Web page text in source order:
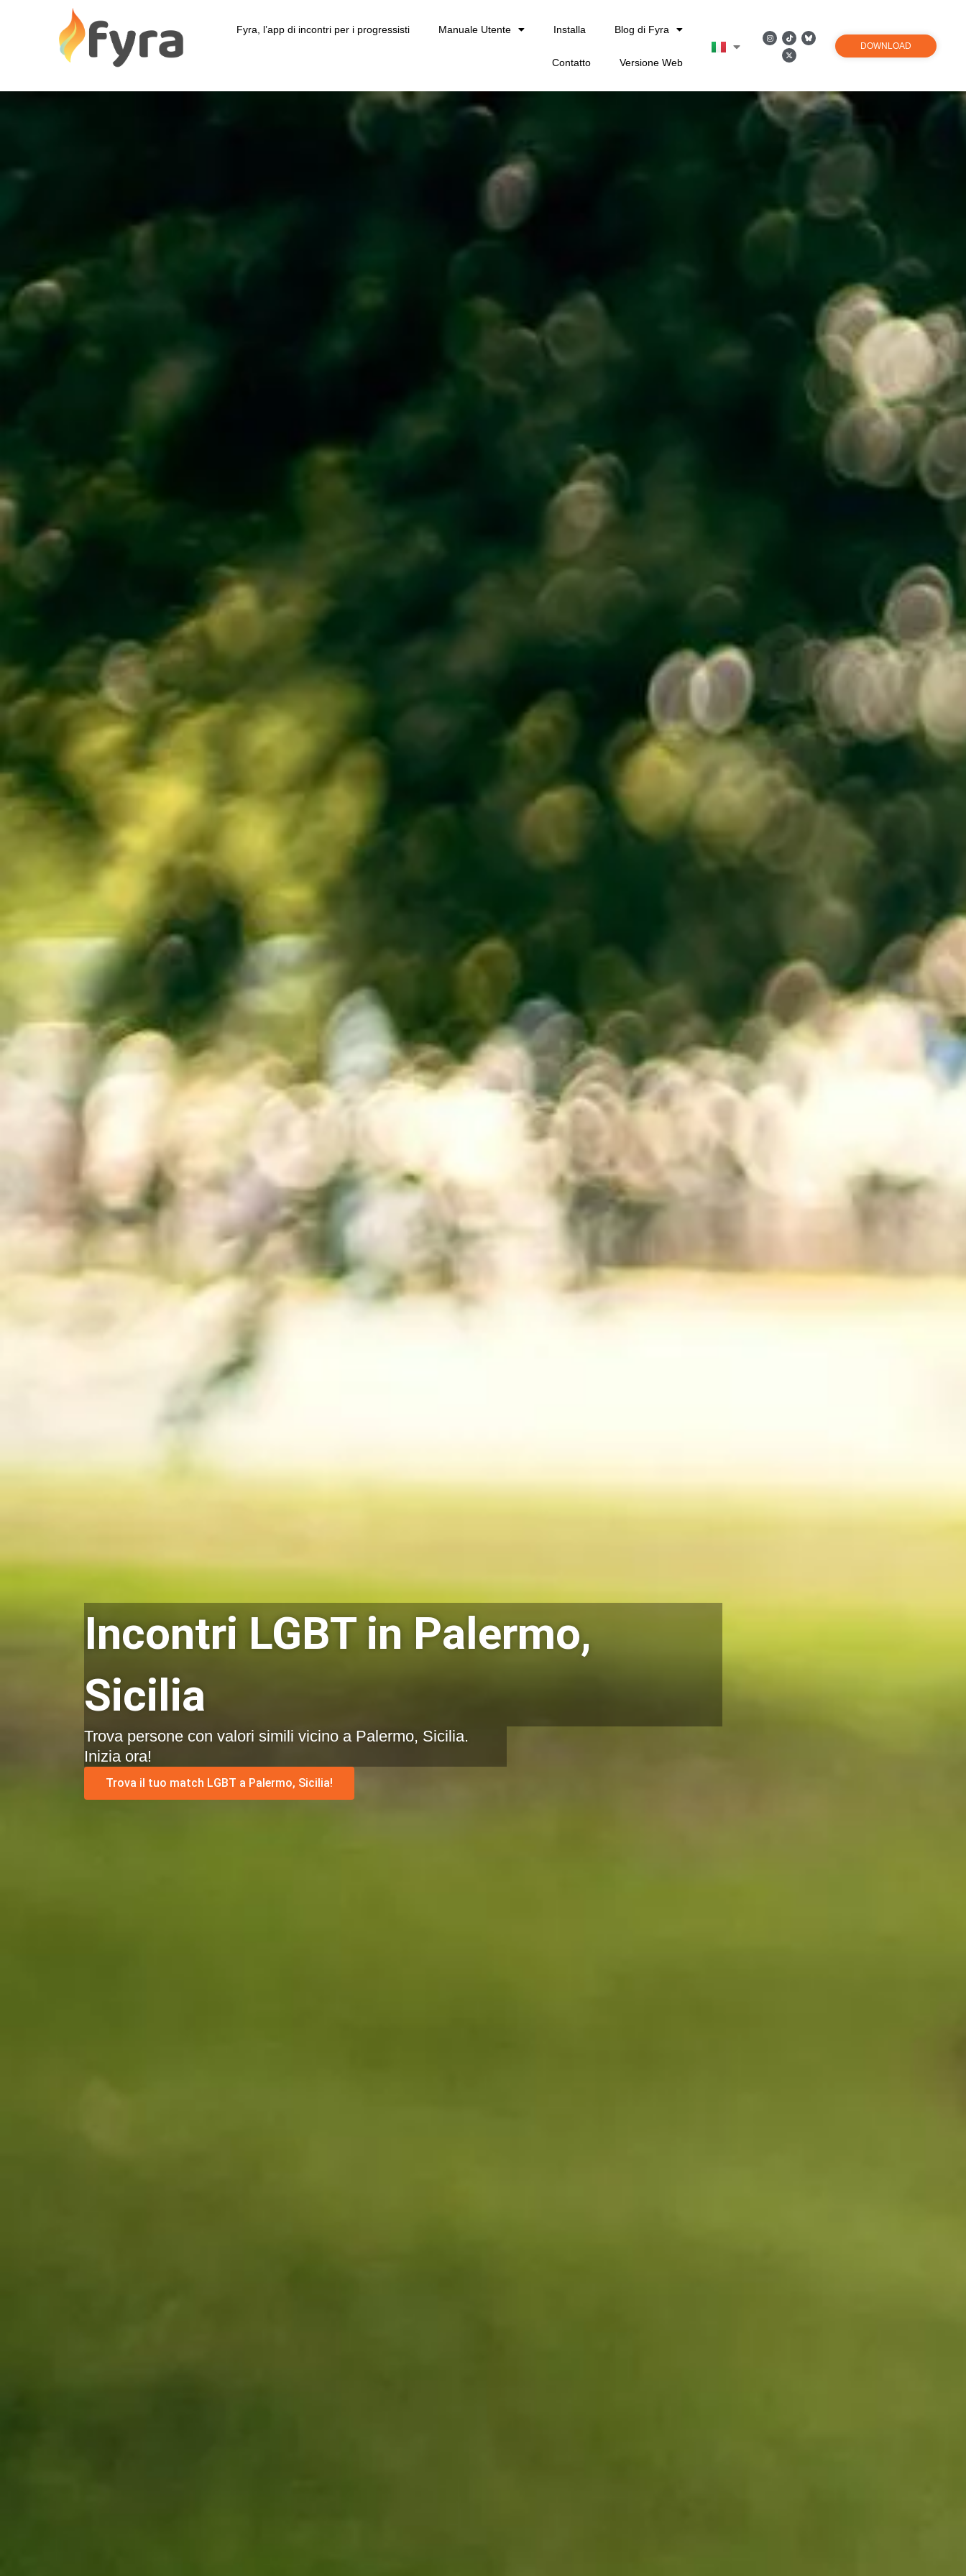
Fyra, l’app di incontri per i progressisti Manuale Utente Installa Blog di Fyra
Contatto Versione Web
DOWNLOAD
Incontri LGBT in Palermo,
Sicilia
Trova persone con valori simili vicino a Palermo, Sicilia.
Inizia ora!
Trova il tuo match LGBT a Palermo, Sicilia!